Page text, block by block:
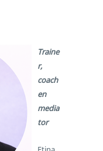
Traine
r,
coach
en
media
tor